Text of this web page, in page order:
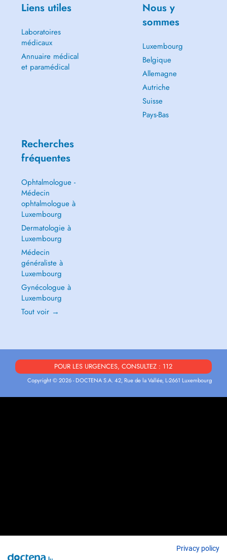
Liens utiles
Laboratoires
médicaux
Annuaire médical
et paramédical
Nous y
sommes
Luxembourg
Belgique
Allemagne
Autriche
Suisse
Pays-Bas
Recherches
fréquentes
Ophtalmologue -
Médecin
ophtalmologue à
Luxembourg
Dermatologie à
Luxembourg
Médecin
généraliste à
Luxembourg
Gynécologue à
Luxembourg
Tout voir →
POUR LES URGENCES, CONSULTEZ : 112
Copyright © 2026 - DOCTENA S.A. 42, Rue de la Vallée, L-2661 Luxembourg
Privacy policy